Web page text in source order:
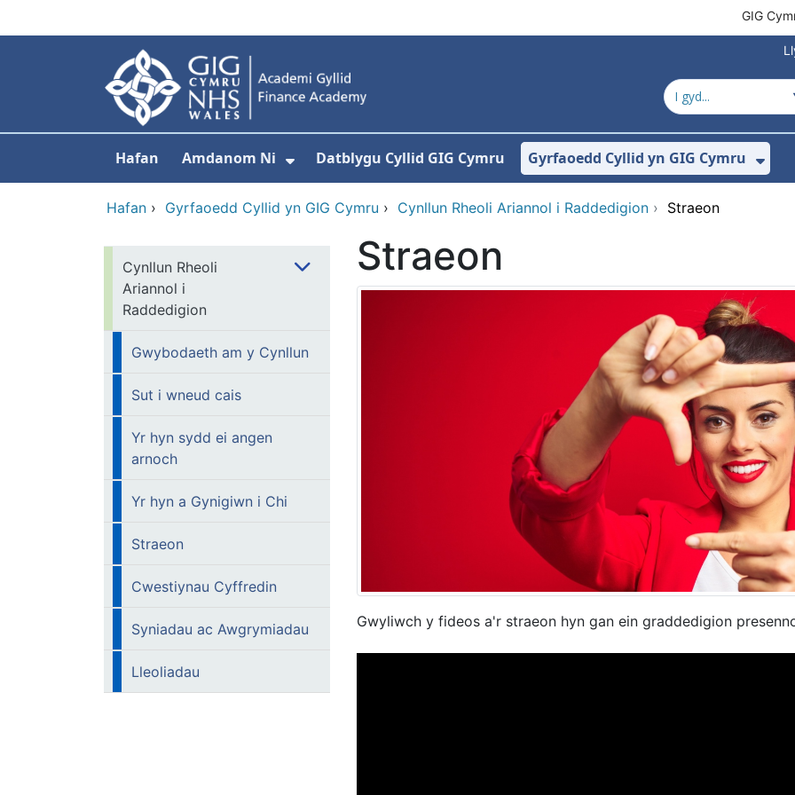
GIG
Hafan Amdanom Ni
Dangos isddewislen ar gyfer Amdanom Ni
Datblygu Cyllid GIG Cymru Gyrfaoedd Cyllid yn GIG Cymru
Hafan › Gyrfaoedd Cyllid yn GIG Cymru › Cynllun Rheoli Ariannol i Raddedigion › Straeon
Cynllun Rheoli
Ariannol i
Raddedigion
Gwybodaeth am y Cynllun
Sut i wneud cais
Yr hyn sydd ei angen
arnoch
Yr hyn a Gynigiwn i Chi
Straeon
Cwestiynau Cyffredin
Syniadau ac Awgrymiadau
Lleoliadau
Straeon
Gwyliwch y fideos a'r straeon hyn gan ein graddedigion